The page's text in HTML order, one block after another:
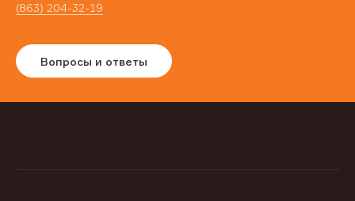
(863) 204-32-19
Вопросы и ответы